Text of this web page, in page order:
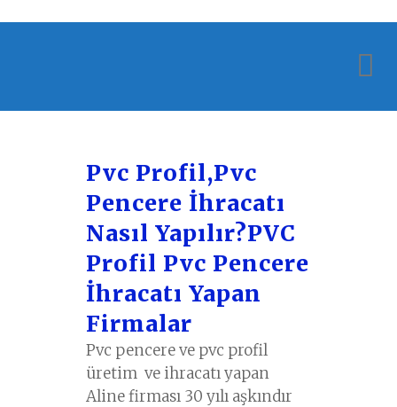
Pvc Profil,Pvc
Pencere İhracatı
Nasıl Yapılır?PVC
Profil Pvc Pencere
İhracatı Yapan
Firmalar
Pvc pencere ve pvc profil
üretim ve ihracatı yapan
Aline firması 30 yılı aşkındır